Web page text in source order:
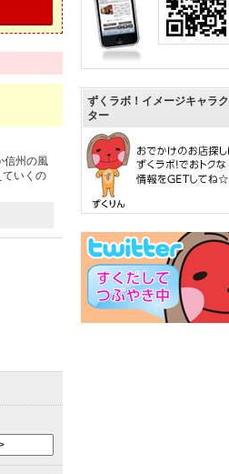
信州の風
ていくの
ずくラボ！イメージキャラク
ター